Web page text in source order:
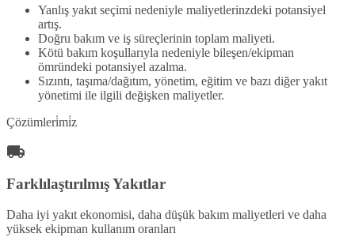
Yanlış yakıt seçimi nedeniyle maliyetlerinzdeki potansiyel
artış.
Doğru bakım ve iş süreçlerinin toplam maliyeti.
Kötü bakım koşullarıyla nedeniyle bileşen/ekipman
ömründeki potansiyel azalma.
Sızıntı, taşıma/dağıtım, yönetim, eğitim ve bazı diğer yakıt
yönetimi ile ilgili değişken maliyetler.
Çözümleri̇mi̇z
Farklılaştırılmış Yakıtlar
Daha iyi yakıt ekonomisi, daha düşük bakım maliyetleri ve daha
yüksek ekipman kullanım oranları